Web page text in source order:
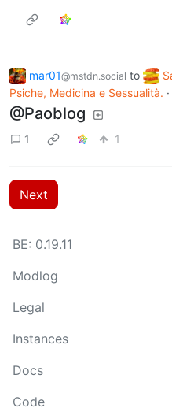
mar01@mstdn.social to
Psiche, Medicina e Sessualità. ·
@Paoblog
1 1
Next
BE: 0.19.11
Modlog
Legal
Instances
Docs
Code